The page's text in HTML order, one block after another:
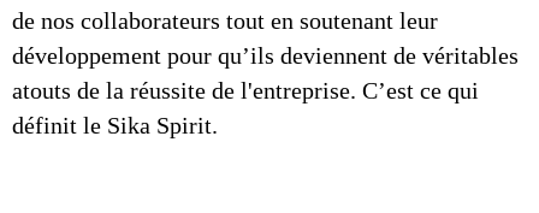
de nos collaborateurs tout en soutenant leur
développement pour qu’ils deviennent de véritables
atouts de la réussite de l'entreprise. C’est ce qui
définit le Sika Spirit.